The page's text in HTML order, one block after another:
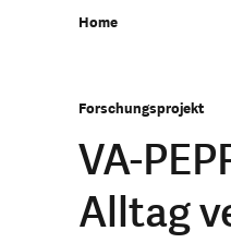
Home
Forschungsprojekt
VA-
Alltag